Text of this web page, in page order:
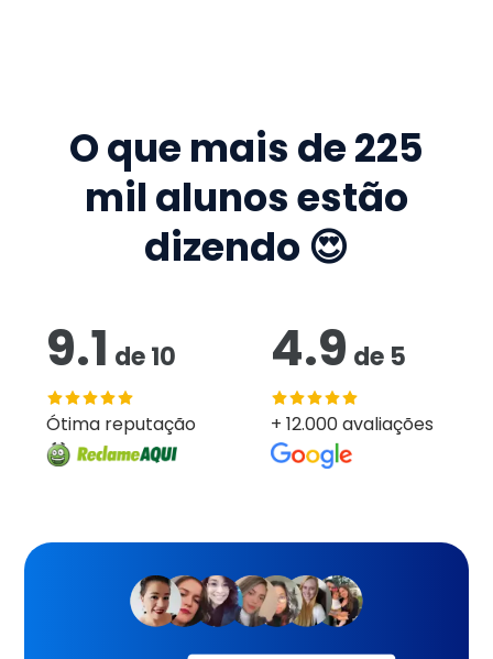
O que mais de225
mil alunos estão
dizendo 😍
9.1 de10
Ótima reputação
4.9 de 5
+ 12.000 avaliações